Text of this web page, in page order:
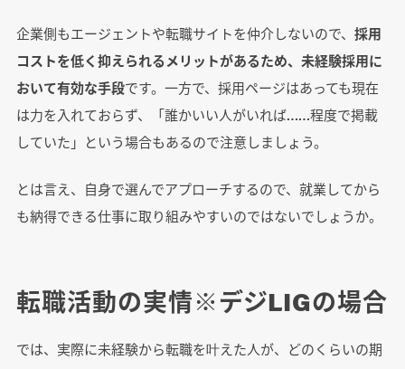
企業側もエージェントや転職サイトを仲介しないので、 採用
コストを低く抑えられるメリットがあるため、未経験採用に
おいて有効な手段です。一方で、採用ページはあっても現在
は力を入れておらず、「誰かいい人がいれば……程度で掲載
していた」という場合もあるので注意しましょう。
とは言え、自身で選んでアプローチするので、就業してから
も納得できる仕事に取り組みやすいのではないでしょうか。
転職活動の実情※デジLIGの場合
では、実際に未経験から転職を叶えた人が、どのくらいの期